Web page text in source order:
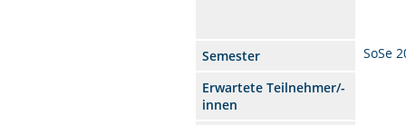
Semester
SoSe
Erwartete Teilnehmer/-
innen